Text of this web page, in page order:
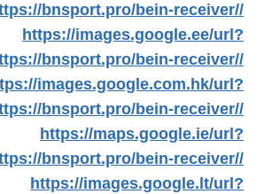
bnsport.pro/bein-receiver//
https://images.google.ee/url?
bnsport.pro/bein-receiver//
images.google.com.hk/url?
bnsport.pro/bein-receiver//
https://maps.google.ie/url?
bnsport.pro/bein-receiver//
https://images.google.lt/url?